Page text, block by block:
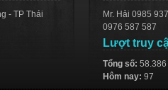
- TP Thái
Mr. Hải 0985
0976 587 587
Lượt truy
Tổng số: 58.386
Hôm nay: 97